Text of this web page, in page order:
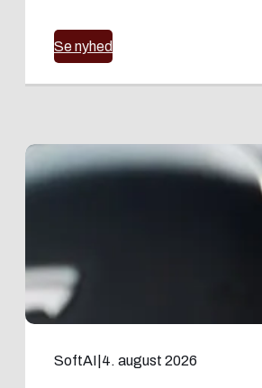
Se nyhed
SoftAI 4. august 2026